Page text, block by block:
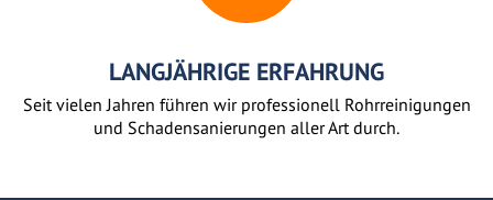
LANGJÄHRIGE ERFAHRUNG
Seit vielen Jahren führen wir professionell Rohrreinigungen
und Schadensanierungen aller Art durch.